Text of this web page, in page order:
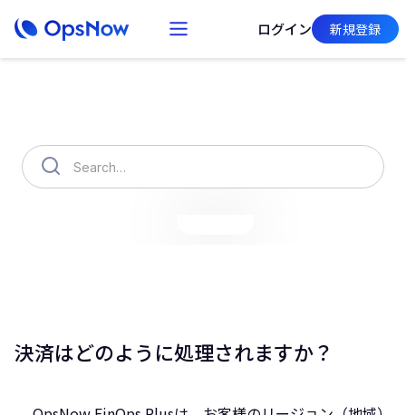
ログイン 新規登録
決済はどのように処理されますか？